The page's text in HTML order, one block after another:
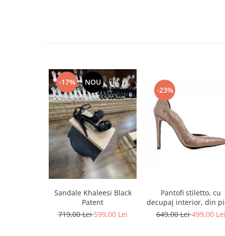
-17% NOU
Sandale Khaleesi Black
Patent
719,00 Lei599,00 Lei
-23%
Pantofi stiletto, cu
decupaj interior, din
bronz
649,00 Lei499,00 Lei